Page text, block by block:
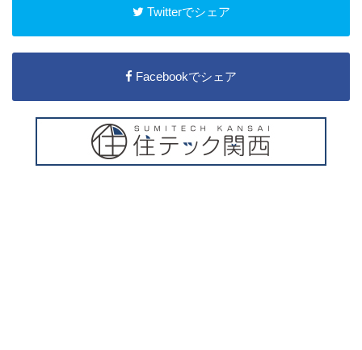
Twitterでシェア
Facebookでシェア